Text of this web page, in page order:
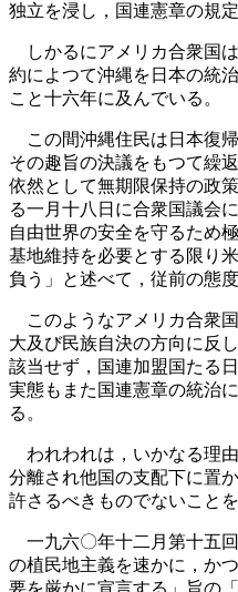
独立を浸し，国連憲章の規
しかるにアメリカ合衆国
約によつて沖縄を日本の統
こと十六年に及んでいる。
この間沖縄住民は日本復
その趣旨の決議をもつて繰
依然として無期限保持の政
る一月十八日に合衆国議会
自由世界の安全を守るため
基地維持を必要とする限り
負う」と述べて，従前の態
このようなアメリカ合衆
大及び民族自決の方向に反
該当せず，国連加盟国たる
実態もまた国連憲章の統治
る。
われわれは，いかなる理
分離され他国の支配下に置
許さるべきものでないことを
一九六〇年十二月第十五
の植民地主義を速かに，か
要を厳かに宣言する」旨の